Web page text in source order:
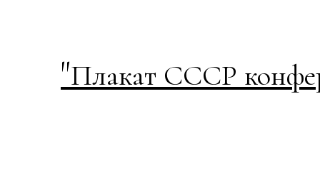
"Плакат СССР